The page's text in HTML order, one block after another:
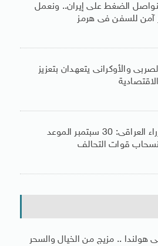
الضغط على إيران.. ونعمل
آمن للسفن فى هرمز
والأوكرانى يتعهدان بتعزيز
رئيس الوزراء العراقى: 30 سبتمبر الموعد
قوات التحالف
هولندا .. مزيج من الخيال والسحر